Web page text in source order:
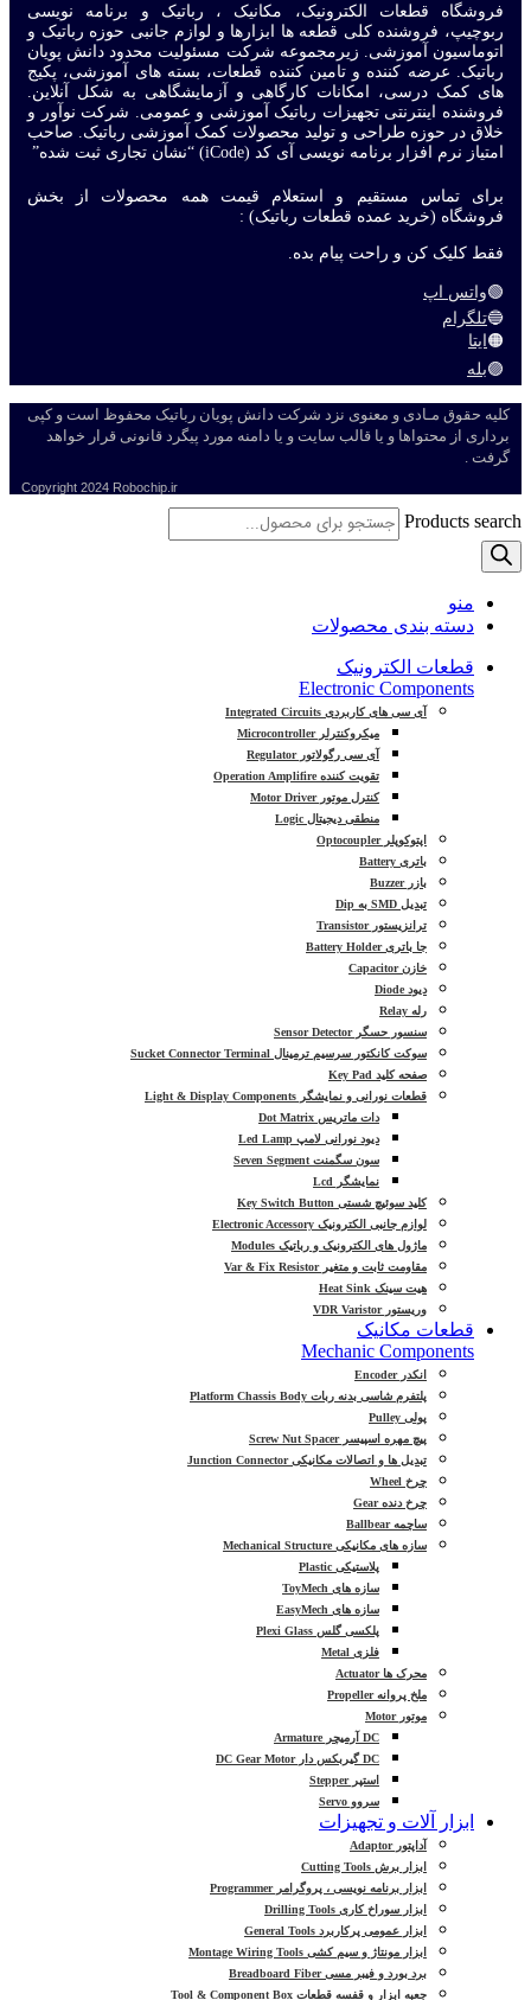
فروشگاه قطعات الکترونیک، مکانیک ، رباتیک و برنامه نویسی
ربوچیپ، فروشنده کلی قطعه ها ابزارها و لوازم جانبی حوزه رباتیک و
اتوماسیون آموزشی. زیرمجموعه شرکت مسئولیت محدود دانش پویان
رباتیک. عرضه کننده و تامین کننده قطعات، بسته های آموزشی، پکیج
های کمک درسی، امکانات کارگاهی و آزمایشگاهی به شکل آنلاین.
فروشنده اینترنتی تجهیزات رباتیک آموزشی و عمومی. شرکت نوآور و
خلاق در حوزه طراحی و تولید محصولات کمک آموزشی رباتیک. صاحب
امتیاز نرم افزار برنامه نویسی آی کد (iCode) “نشان تجاری ثبت شده”
برای تماس مستقیم و استعلام قیمت همه محصولات از بخش
فروشگاه (خرید عمده قطعات رباتیک) :
فقط کلیک کن و راحت پیام بده.
🟢واتس اپ
🔵تلگرام
🟠ایتا
🟣بله
کلیه حقوق مـادی و معنوی نزد شرکت دانش پویان رباتیک محفوظ است و کپی
برداری از محتواها و یا قالب سایت و یا دامنه مورد پیگرد قانونی قرار خواهد
گرفت .
Copyright 2024 Robochip.ir
Products search
منو
دسته بندی محصولات
قطعات الکترونیک
Electronic Components
آی سی های کاربردی Integrated Circuits
میکروکنترلر Microcontroller
آی سی رگولاتور Regulator
تقویت کننده Operation Amplifire
کنترل موتور Motor Driver
منطقی دیجیتال Logic
اپتوکوپلر Optocoupler
باتری Battery
بازر Buzzer
تبدیل SMD به Dip
ترانزیستور Transistor
جا باتری Battery Holder
خازن Capacitor
دیود Diode
رله Relay
سنسور حسگر Sensor Detector
سوکت کانکتور سرسیم ترمینال Sucket Connector Terminal
صفحه کلید Key Pad
قطعات نورانی و نمایشگر Light & Display Components
دات ماتریس Dot Matrix
دیود نورانی لامپ Led Lamp
سون سگمنت Seven Segment
نمایشگر Lcd
کلید سوئیچ شستی Key Switch Button
لوازم جانبی الکترونیک Electronic Accessory
ماژول های الکترونیک و رباتیک Modules
مقاومت ثابت و متغیر Var & Fix Resistor
هیت سینک Heat Sink
وریستور VDR Varistor
قطعات مکانیک
Mechanic Components
انکدر Encoder
پلتفرم شاسی بدنه ربات Platform Chassis Body
پولی Pulley
پیچ مهره اسپیسر Screw Nut Spacer
تبدیل ها و اتصالات مکانیکی Junction Connector
چرخ Wheel
چرخ دنده Gear
ساچمه Ballbear
سازه های مکانیکی Mechanical Structure
پلاستیکی Plastic
سازه های ToyMech
سازه های EasyMech
پلکسی گلس Plexi Glass
فلزی Metal
محرک ها Actuator
ملخ پروانه Propeller
موتور Motor
DC آرمیچر Armature
DC گیربکس دار DC Gear Motor
استپر Stepper
سروو Servo
ابزار آلات و تجهیزات
آداپتور Adaptor
ابزار برش Cutting Tools
ابزار برنامه نویسی ، پروگرامر Programmer
ابزار سوراخ کاری Drilling Tools
ابزار عمومی پرکاربرد General Tools
ابزار مونتاژ و سیم کشی Montage Wiring Tools
برد بورد و فیبر مسی Breadboard Fiber
جعبه ابزار و قفسه قطعات Tool & Component Box